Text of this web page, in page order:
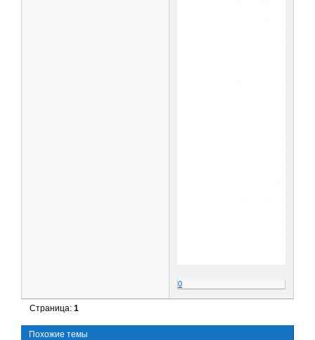
0
Страница:1
Похожие темы